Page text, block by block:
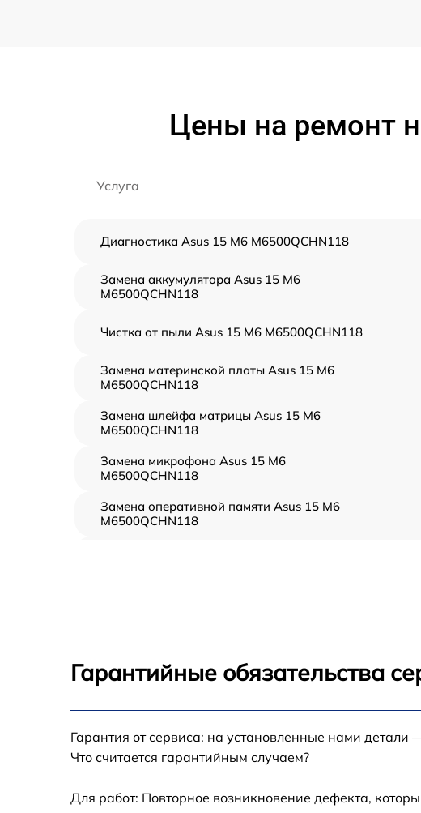
Цены на ремонт
Услуга
Диагностика Asus 15 M6 M6500QCHN118
Замена аккумулятора Asus 15 M6
M6500QCHN118
Чистка от пыли Asus 15 M6 M6500QCHN118
Замена материнской платы Asus 15 M6
M6500QCHN118
Замена шлейфа матрицы Asus 15 M6
M6500QCHN118
Замена микрофона Asus 15 M6
M6500QCHN118
Замена оперативной памяти Asus 15 M6
M6500QCHN118
Замена экрана Asus 15 M6 M6500QCHN118
M6500QCHN118
Гарантийные обязательства
Гарантия от сервиса: на установленные нами детали
Что считается гарантийным случаем?
Для работ: Повторное возникновение дефекта,